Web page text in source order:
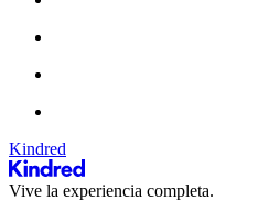
Kindred
Vive la experiencia completa.